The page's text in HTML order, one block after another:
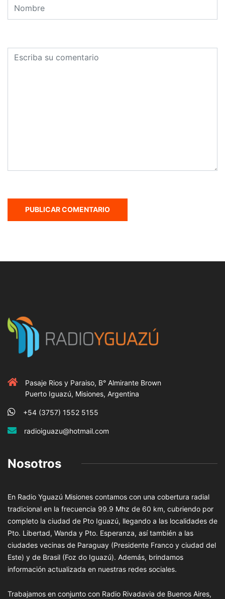
Pasaje Rios y Paraiso, B° Almirante Brown
Puerto Iguazú, Misiones, Argentina
+54 (3757) 1552 5155
radioiguazu@hotmail.com
Nosotros
En Radio Yguazú Misiones contamos con una cobertura radial
tradicional en la frecuencia 99.9 Mhz de 60 km, cubriendo por
completo la ciudad de Pto Iguazú, llegando a las localidades de
Pto. Libertad, Wanda y Pto. Esperanza, así también a las
ciudades vecinas de Paraguay (Presidente Franco y ciudad del
Este) y de Brasil (Foz do Iguazú). Además, brindamos
información actualizada en nuestras redes sociales.
Trabajamos en conjunto con Radio Rivadavia de Buenos Aires,